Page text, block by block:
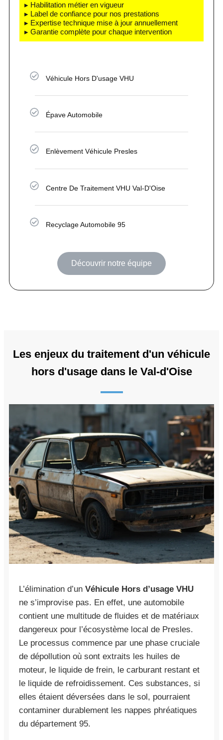
▸ Habilitation métier en vigueur
▸ Label de confiance pour nos prestations
▸ Expertise technique mise à jour annuellement
▸ Garantie complète pour chaque intervention
Véhicule Hors D'usage VHU
Épave Automobile
Enlèvement Véhicule Presles
Centre De Traitement VHU Val-D'Oise
Recyclage Automobile 95
Découvrir notre équipe
Les enjeux du traitement d'un véhicule
hors d'usage dans le Val-d'Oise
L’élimination d’un Véhicule Hors d’usage VHU
ne s’improvise pas. En effet, une automobile
contient une multitude de fluides et de matériaux
dangereux pour l’écosystème local de Presles.
Le processus commence par une phase cruciale
de dépollution où sont extraits les huiles de
moteur, le liquide de frein, le carburant restant et
le liquide de refroidissement. Ces substances, si
elles étaient déversées dans le sol, pourraient
contaminer durablement les nappes phréatiques
du département 95.